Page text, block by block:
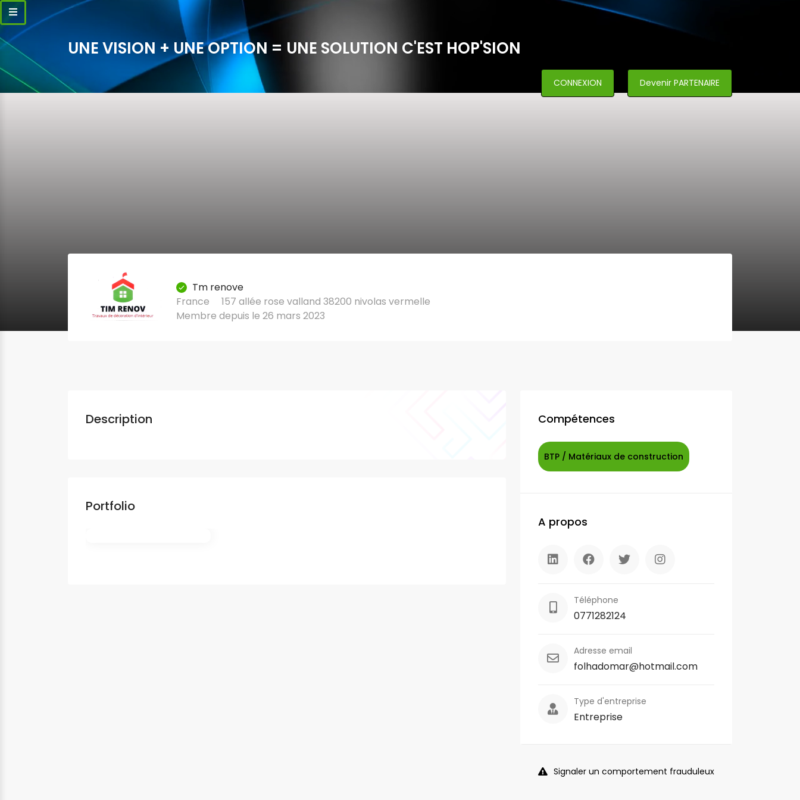
UNE VISION + UNE OPTION = UNE SOLUTION C'EST HOP'SION
CONNEXION Devenir PARTENAIRE
Tm renove
France
157 allée rose valland 38200 nivolas vermelle
Membre depuis le 26 mars 2023
Description
Portfolio
Compétences
BTP / Matériaux de construction
A propos
Téléphone
0771282124
Adresse email
folhadomar@hotmail.com
Type d'entreprise
Entreprise
Signaler un comportement frauduleux